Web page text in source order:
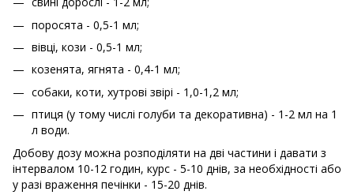
поросята - 0,5-1 мл;
вівці, кози - 0,5-1 мл;
козенята, ягнята - 0,4-1 мл;
собаки, коти, хутрові звірі - 1,0-1,2 мл;
птиця (у тому числі голуби та декоративна) - 1-2 мл на 1
л води.
Добову дозу можна розподіляти на дві частини і давати з
інтервалом 10-12 годин, курс - 5-10 днів, за необхідності або
у разі враження печінки - 15-20 днів.